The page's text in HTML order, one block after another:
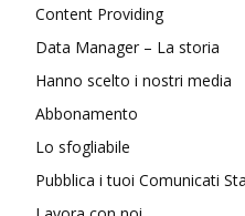
Content Providing
Data Manager – La storia
Hanno scelto i nostri media
Abbonamento
Lo sfogliabile
Pubblica i tuoi Comunicati